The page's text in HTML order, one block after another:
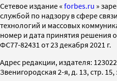
Cетевое издание « forbes.ru »
службой по надзору в сфере
технологий и массовых
номер и дата принятия решения
ФС77-82431 от 23 декабря 2021 г.
Адрес редакции, издателя:
Звенигородская 2-я, д. 13, стр. 15,